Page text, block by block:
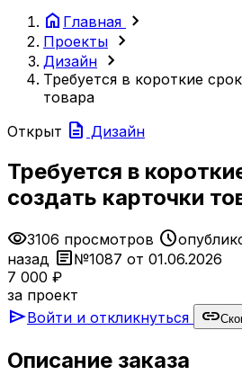
home Главная chevron_right
Проекты chevron_right
Дизайн chevron_right
Требуется в короткие
товара
Открыт description Дизайн
Требуется в
создать карточки
visibility3106 просмотров schedule
назад article№1087 от 01.06.2026
7 000 ₽
за проект
sendВойти и откликнуться link
Описание заказа